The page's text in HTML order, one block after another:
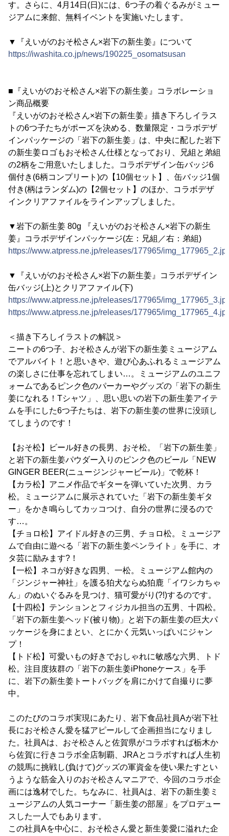
す。さらに、4月14日(日)には、6つ子の着ぐるみがミュー
ジアムに来館、無料イベントを実施いたします。
▼『えいがのおそ松さん×岩下の新生姜』について
https://iwashita.co.jp/news/190225_osomatsusan
■『えいがのおそ松さん×岩下の新生姜』コラボレーショ
ン商品概要
『えいがのおそ松さん×岩下の新生姜』描き下ろしイラス
トの6つ子たちがポーズを決める、数量限定・コラボデザ
インパッケージの「岩下の新生姜」は、中央に配した岩下
の新生姜ロゴもおそ松さん仕様となっており、兄組と弟組
の2柄をご用意いたしました。コラボデザイン缶バッジ6
個付き(6柄コンプリート)の【10個セット】、缶バッジ1個
付き(柄はランダム)の【2個セット】のほか、コラボデザ
インクリアファイルをラインアップしました。
▼岩下の新生姜 80g 『えいがのおそ松さん×岩下の新生
姜』コラボデザインパッケージ(左：兄組／右：弟組)
https://www.atpress.ne.jp/releases/177965/
▼『えいがのおそ松さん×岩下の新生姜』コラボデザイン
缶バッジ(上)とクリアファイル(下)
https://www.atpress.ne.jp/releases/177965/
https://www.atpress.ne.jp/releases/177965/
＜描き下ろしイラストの解説＞
ニートの6つ子、おそ松さんが岩下の新生姜ミュージアム
でアルバイト！と思いきや、遊び心あふれるミュージアム
の楽しさに仕事を忘れてしまい…。ミュージアムのユニフ
ォームであるピンク色のパーカーやグッズの「岩下の新生
姜になれる！Tシャツ」、思い思いの岩下の新生姜アイテ
ムを手にした6つ子たちは、岩下の新生姜の世界に没頭し
てしまうのです！
【おそ松】ビール好きの長男、おそ松。「岩下の新生姜」
と岩下の新生姜パウダー入りのピンク色のビール「NEW
GINGER BEER(ニュージンジャービール)」で乾杯！
【カラ松】アニメ作品でギターを弾いていた次男、カラ
松。ミュージアムに展示されていた「岩下の新生姜ギタ
ー」をかき鳴らしてカッコつけ、自分の世界に浸るので
す…。
【チョロ松】アイドル好きの三男、チョロ松。ミュージア
ムで自由に遊べる「岩下の新生姜ペンライト」を手に、オ
タ芸に励みます?！
【一松】ネコが好きな四男、一松。ミュージアム館内の
「ジンジャー神社」を護る狛犬ならぬ狛鹿「イワシカちゃ
ん」のぬいぐるみを見つけ、猫可愛がり(?!)するのです。
【十四松】テンションとフィジカル担当の五男、十四松。
「岩下の新生姜ヘッド(被り物)」と岩下の新生姜の巨大パ
ッケージを身にまとい、とにかく元気いっぱいにジャン
プ！
【トド松】可愛いもの好きでおしゃれに敏感な六男、トド
松。注目度抜群の「岩下の新生姜iPhoneケース」を手
に、岩下の新生姜トートバッグを肩にかけて自撮りに夢
中。
このたびのコラボ実現にあたり、岩下食品社員Aが岩下社
長におそ松さん愛を猛アピールして企画担当になりまし
た。社員Aは、おそ松さんと佐賀県がコラボすれば栃木か
ら佐賀に行きコラボ全店制覇、JRAとコラボすれば人生初
の競馬に挑戦し(負けて)グッズの軍資金を使い果たすとい
うような筋金入りのおそ松さんマニアで、今回のコラボ企
画には逸材でした。ちなみに、社員Aは、岩下の新生姜ミ
ュージアムの人気コーナー「新生姜の部屋」をプロデュー
スした一人でもあります。
この社員Aを中心に、おそ松さん愛と新生姜愛に溢れた企